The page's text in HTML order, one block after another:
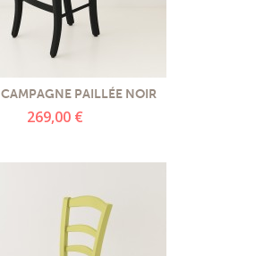
PAILLÉE NOIR
269,00 €